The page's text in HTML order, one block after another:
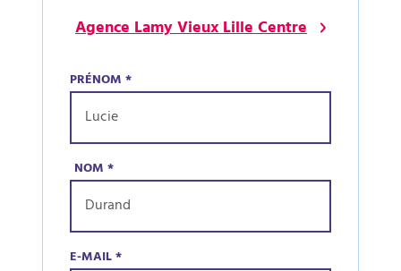
Agence Lamy Vieux Lille Centre
PRÉNOM*
NOM*
E-MAIL*